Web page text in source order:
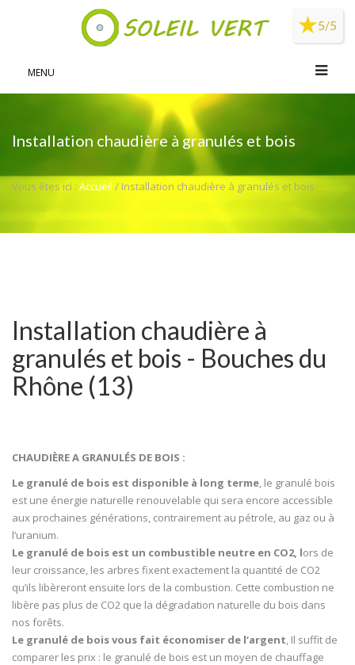
5/5
MENU
Installation chaudière à granulés et bois
Vous êtes ici : Accueil / Installation chaudière à granulés et bois
Installation chaudière à
granulés et bois - Bouches du
Rhône (13)
CHAUDIÈRE A GRANULÉS DE BOIS :
Le granulé de bois est disponible à long terme, le granulé bois
est une énergie naturelle renouvelable qui sera encore accessible
aux prochaines générations, contrairement au pétrole, au gaz ou à
l‘uranium.
Le granulé de bois est un combustible neutre en CO2, lors de
leur croissance, les arbres fixent exactement la quantité de CO2
qu’ils libèreront ensuite lors de la combustion. Cette combustion ne
libère pas plus de CO2 que la dégradation naturelle du bois dans
nos forêts.
Le granulé de bois vous fait économiser de l‘argent, Il suffit de
comparer les prix : le granulé de bois est un moyen de chauffage
Panneau de gestion des cookies